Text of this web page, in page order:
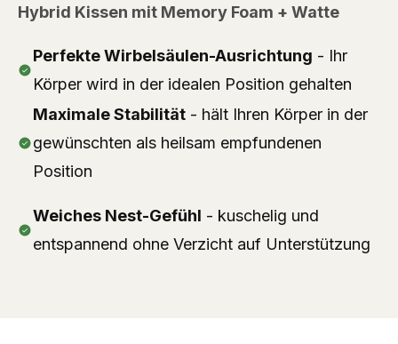
Hybrid Kissen mit Memory Foam + Watte
Perfekte Wirbelsäulen-Ausrichtung - Ihr
Körper wird in der idealen Position gehalten
Maximale Stabilität - hält Ihren Körper in der
gewünschten als heilsam empfundenen
Position
Weiches Nest-Gefühl - kuschelig und
entspannend ohne Verzicht auf Unterstützung